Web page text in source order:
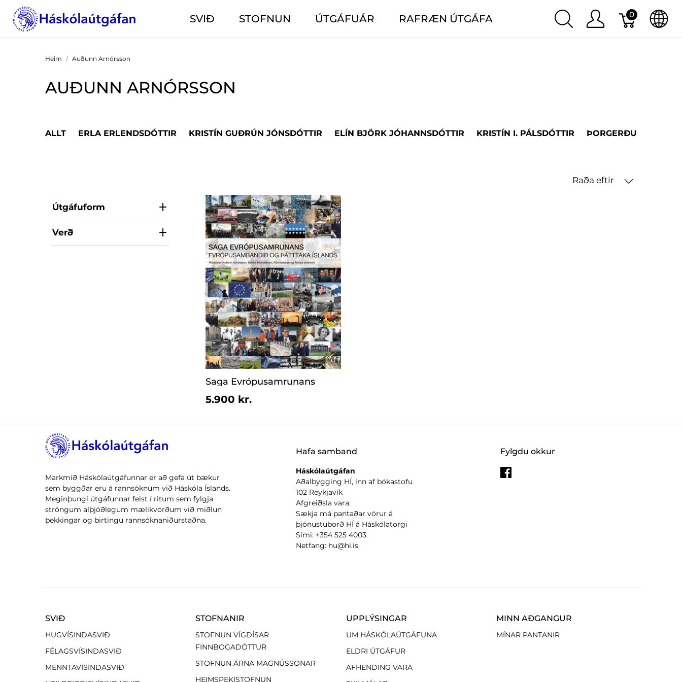
SVIÐ STOFNUN ÚTGÁFUÁR RAFRÆN ÚTGÁFA 0
Heim Auðunn Arnórsson
AUÐUNN ARNÓRSSON
ALLT ERLA ERLENDSDÓTTIR KRISTÍN GUÐRÚN JÓNSDÓTTIR ELÍN BJÖRK JÓHANNSDÓTTIR KRISTÍN I. PÁLSDÓTTIR ÞORGERÐUR H.
Raða eftir
Útgáfuform
Verð
Saga Evrópusamrunans
5.900 kr.
Markmið Háskólaútgáfunnar er að gefa út bækur
sem byggðar eru á rannsóknum við Háskóla Íslands.
Meginþungi útgáfunnar felst í ritum sem fylgja
ströngum alþjóðlegum mælikvörðum við miðlun
þekkingar og birtingu rannsóknaniðurstaðna.
Fylgdu okkur
Hafa samband
Háskólaútgáfan
Aðalbygging HÍ, inn af bókastofu
102 Reykjavík
Afgreiðsla vara:
Sækja má pantaðar vörur á
þjónustuborð HÍ á Háskólatorgi
Sími: +354 525 4003
Netfang: hu@hi.is
SVIÐ
HUGVÍSINDASVIÐ
FÉLAGSVÍSINDASVIÐ
MENNTAVÍSINDASVIÐ
STOFNANIR
STOFNUN VÍGDÍSAR
FINNBOGADÓTTUR
STOFNUN ÁRNA MAGNÚSSONAR
HEIMSPEKISTOFNUN
UPPLÝSINGAR
UM HÁSKÓLAÚTGÁFUNA
ELDRI ÚTGÁFUR
AFHENDING VARA
MINN AÐGANGUR
MÍNAR PANTANIR